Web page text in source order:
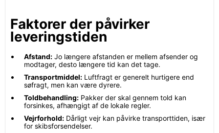
Faktorer der påvirker
leveringstiden
Afstand: Jo længere afstanden er mellem afsender og
modtager, desto længere tid kan det tage.
Transportmiddel: Luftfragt er generelt hurtigere end
søfragt, men kan være dyrere.
Toldbehandling: Pakker der skal gennem told kan
forsinkes, afhængigt af de lokale regler.
Vejrforhold: Dårligt vejr kan påvirke transporttiden, især
for skibsforsendelser.